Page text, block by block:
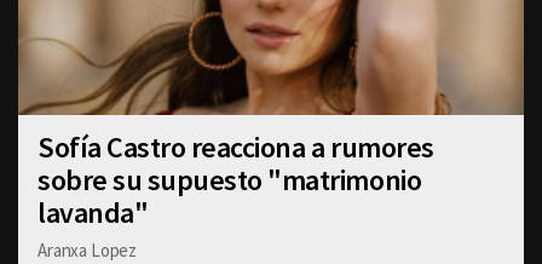
Sofía Castro reacciona a rumores
sobre su supuesto "matrimonio
lavanda"
Aranxa Lopez